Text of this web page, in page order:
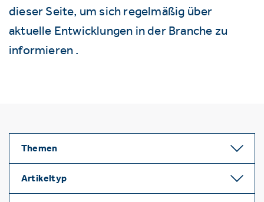
dieser Seite, um sich regelmäßig über
aktuelle Entwicklungen in der Branche zu
informieren .
Themen
Artikeltyp